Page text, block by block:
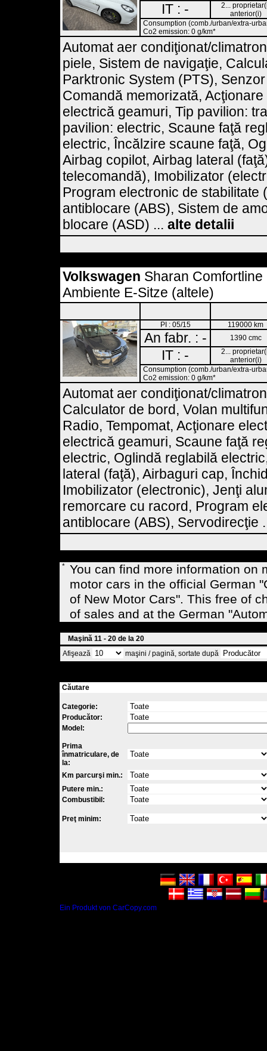
IT : -
2...
anterior(i)
Consumption (comb./urban/extra-
Co2 emission: 0 g/km*
Automat aer condiţionat/
piele, Sistem de navigaţie,
Parktronic System (PTS),
Comandă memorizată,
electrică geamuri, Tip pavilion:
pavilion: electric, Scaune faţă
electric, Încălzire scaune faţă,
Airbag copilot, Airbag lateral
telecomandă), Imobilizator
Program electronic de stabilitate
antiblocare (ABS), Sistem de
blocare (ASD) ... alte detalii
Volkswagen Sharan Comfortline
Ambiente E-Sitze (altele)
PI : 05/15 119000 km
An fabr. : - 1390 cmc
IT : -
2...
anterior(i)
Consumption (comb./urban/extra-
Co2 emission: 0 g/km*
Automat aer condiţionat/
Calculator de bord, Volan
Radio, Tempomat, Acţionare
electrică geamuri, Scaune faţă
electric, Oglindă reglabilă
lateral (faţă), Airbaguri cap,
Imobilizator (electronic), Jenţi
remorcare cu racord, Program
antiblocare (ABS), Servodirecţie
* You can find more information on
motor cars in the official German
of New Motor Cars". This free of
of sales and at the German
Maşină 11 - 20 de la 20
Afişează
maşini / pagină, sortate după
Căutare
Categorie:
Producător:
Model:
Prima
înmatriculare, de
la:
Km parcurşi min.:
Putere min.:
Combustibil:
Preţ minim:
Ein Produkt von CarCopy.com